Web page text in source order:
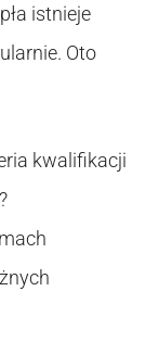
istnieje
Oto
kwalifikacji